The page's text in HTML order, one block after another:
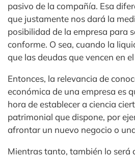
pasivo de la compañía. Esa
que justamente nos dará la
posibilidad de la empresa para
conforme. O sea, cuando la
que las deudas que vencen en
Entonces, la relevancia de
económica de una empresa es
hora de establecer a ciencia
patrimonial que dispone, por
afrontar un nuevo negocio o
Mientras tanto, también lo será